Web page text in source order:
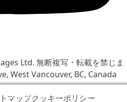
Cookieを使用しています。サ
Ltd. 無断複写・転載を禁じま
West Vancouver, BC, Canada
マップクッキーポリシー